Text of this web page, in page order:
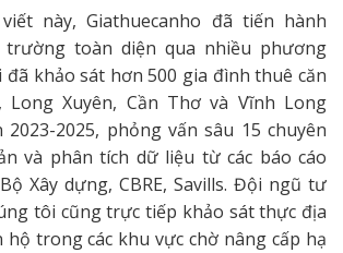
này, Giathuecanho đã tiến hành
toàn diện qua nhiều phương
đã khảo sát hơn 500 gia đình thuê căn
Long Xuyên, Cần Thơ và Vĩnh Long
2025, phỏng vấn sâu 15 chuyên
và phân tích dữ liệu từ các báo cáo
Xây dựng, CBRE, Savills. Đội ngũ tư
tôi cũng trực tiếp khảo sát thực địa
hộ trong các khu vực chờ nâng cấp hạ